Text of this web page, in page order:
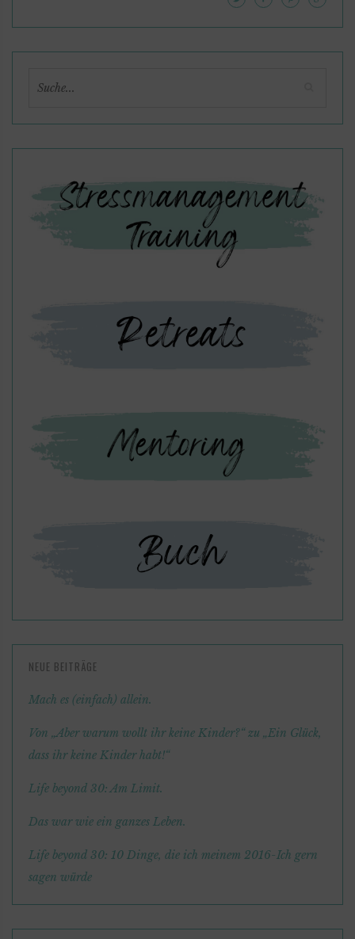
NEUE BEITRÄGE
Mach es (einfach) allein.
Von „Aber warum wollt ihr keine Kinder?“ zu „Ein Glück,
dass ihr keine Kinder habt!“
Life beyond 30: Am Limit.
Das war wie ein ganzes Leben.
Life beyond 30: 10 Dinge, die ich meinem 2016-Ich gern
sagen würde